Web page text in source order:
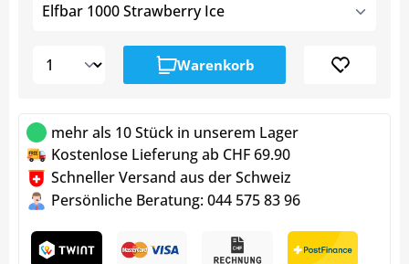
Elfbar 1000 Strawberry Ice
Warenkorb
mehr als 10 Stück in unserem Lager
Kostenlose Lieferung ab CHF 69.90
Schneller Versand aus der Schweiz
Persönliche Beratung: 044 575 83 96